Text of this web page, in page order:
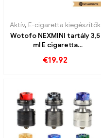
Aktív, E-cigaretta kiegészítők
Wotofo NEXMINI tartály 3,5
ml E cigaretta
€19.92